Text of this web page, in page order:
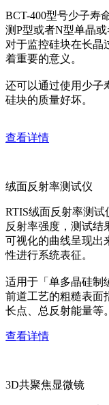
BCT-400型号少子寿
测P型或者N型单晶
对于监控硅块在长晶
着重要的意义。
还可以通过使用少子
硅块的质量好坏。
查看详情
绒面反射率测试仪
RTIS绒面反射率测
反射率强度，测试结
可视化的曲线呈现出
性进行系统表征。
适用于「单多晶硅制
前道工艺的粗糙表面
长点、总反射能量等。
查看详情
3D共聚焦显微镜